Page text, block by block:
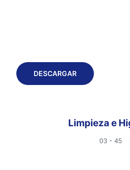
DESCARGAR
Limpieza e
03 - 45